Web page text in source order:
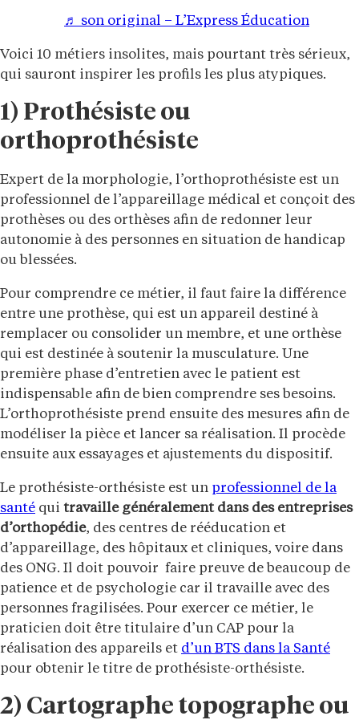
♬ son original – L’Express Éducation
Voici 10 métiers insolites, mais pourtant très sérieux,
qui sauront inspirer les profils les plus atypiques.
1) Prothésiste ou
orthoprothésiste
Expert de la morphologie, l’orthoprothésiste est un
professionnel de l’appareillage médical et conçoit des
prothèses ou des orthèses afin de redonner leur
autonomie à des personnes en situation de handicap
ou blessées.
Pour comprendre ce métier, il faut faire la différence
entre une prothèse, qui est un appareil destiné à
remplacer ou consolider un membre, et une orthèse
qui est destinée à soutenir la musculature. Une
première phase d’entretien avec le patient est
indispensable afin de bien comprendre ses besoins.
L’orthoprothésiste prend ensuite des mesures afin de
modéliser la pièce et lancer sa réalisation. Il procède
ensuite aux essayages et ajustements du dispositif.
Le prothésiste-orthésiste est un professionnel de la
santé qui travaille généralement dans des entreprises
d’orthopédie, des centres de rééducation et
d’appareillage, des hôpitaux et cliniques, voire dans
des ONG. Il doit pouvoir faire preuve de beaucoup de
patience et de psychologie car il travaille avec des
personnes fragilisées. Pour exercer ce métier, le
praticien doit être titulaire d’un CAP pour la
réalisation des appareils et d’un BTS dans la Santé
pour obtenir le titre de prothésiste-orthésiste.
2) Cartographe topographe ou